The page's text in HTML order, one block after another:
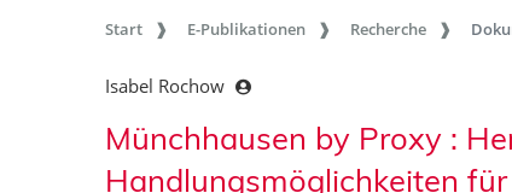
Start E-Publikationen Recherche
Isabel Rochow
Münchhausen by Proxy :
Handlungsmöglichkeiten